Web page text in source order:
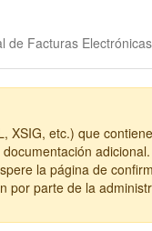
de Facturas
XSIG, etc.) que
adicional.
la página de
por parte de la